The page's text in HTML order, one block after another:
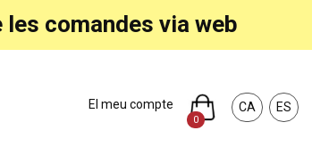
comandes via web
CA ES
El meu compte
0